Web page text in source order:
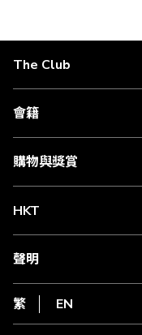
The Club
關於 The Club
合作夥伴
媒體中心
會籍
會籍及專屬禮遇
賺取積分
購物與獎賞
物流與配送
Club Shopping 商品領取站
常見問題
HKT
csl.
1010
HKT
聲明
私隱聲明
使用條款
條款及細則
繁 EN